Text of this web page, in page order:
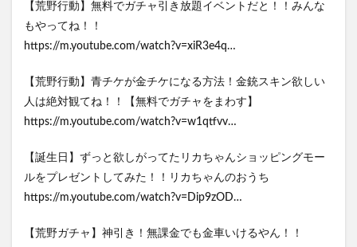
【荒野行動】無料でガチャ引き放題イベントだと！！みんな
もやってね！！
https://m.youtube.com/watch?v=xiR3e4q…
【荒野行動】青チケが金チケになる方法！金銃スキン欲しい
人は絶対観てね！！【無料でガチャをまわす】
https://m.youtube.com/watch?v=w1qtfvv…
【誕生日】ずっと欲しがってたリカちゃんショッピングモー
ルをプレゼントしてみた！！リカちゃんのおうち
https://m.youtube.com/watch?v=Dip9zOD…
【荒野ガチャ】神引き！無課金でも金車いけるやん！！